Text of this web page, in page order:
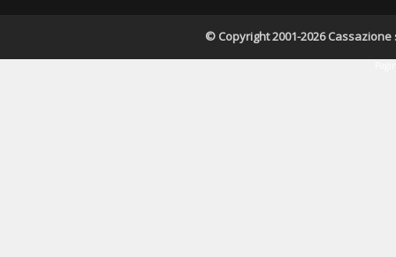
© Copyright 2001-2026 Cassazione